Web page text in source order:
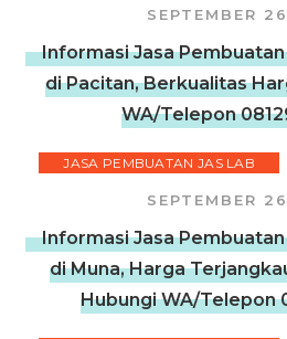
SEPTEMBER
Informasi Jasa
di Pacitan, Berkualitas
WA/Telepon
JASA PEMBUATAN JAS LAB
SEPTEMBER
Informasi Jasa
di Muna, Harga
Hubungi WA/Telepon